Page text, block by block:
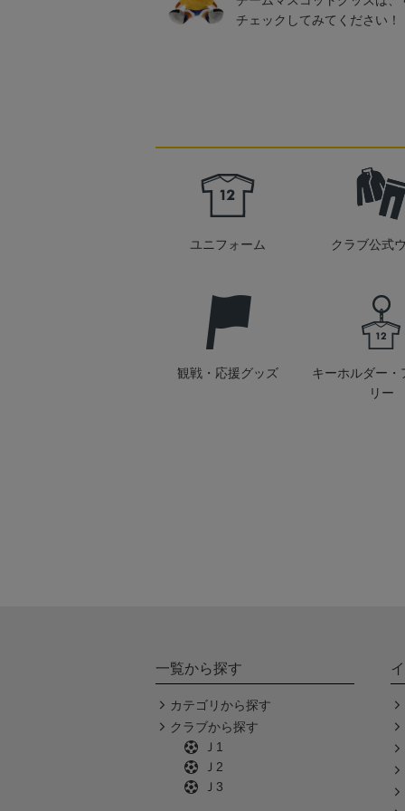
チェックしてみてください！
ユニフォーム クラブ公式
観戦・応援グッズ
キーホルダー・
リー
一覧から探す
カテゴリから探す
クラブから探す
Ｊ1
Ｊ2
Ｊ3